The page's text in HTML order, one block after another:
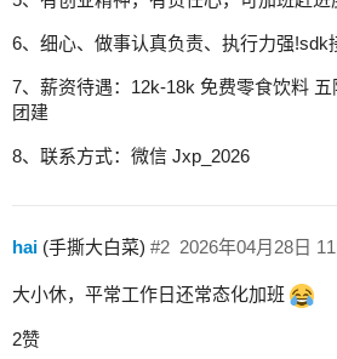
6、细心、做事认真负责、执行力强!sdk
7、薪资待遇：12k-18k 免费零食饮料
团建
8、联系方式：微信 Jxp_2026
hai (手撕大白菜) 2026年04月28日
#2
大小休，平常工作日还常态化加班
2赞